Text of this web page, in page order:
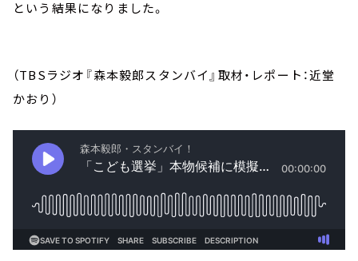
という結果になりました。
（TBSラジオ『森本毅郎スタンバイ』取材・レポート：近堂
かおり）